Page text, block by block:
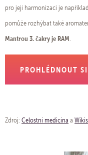
pro její harmonizaci je například
pomůže rozhýbat také
Mantrou 3. čakry je RAM.
PROHLÉDNOUT
Zdroj: Celostní medicína a